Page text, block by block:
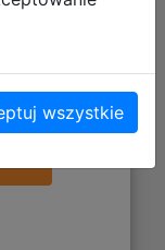
wszystkie